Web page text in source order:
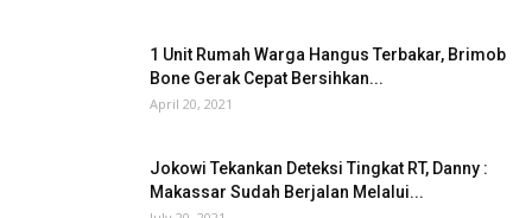
1 Unit Rumah Warga Hangus Terbakar, Brimob
Bone Gerak Cepat Bersihkan...
April 20, 2021
Jokowi Tekankan Deteksi Tingkat RT, Danny :
Makassar Sudah Berjalan Melalui...